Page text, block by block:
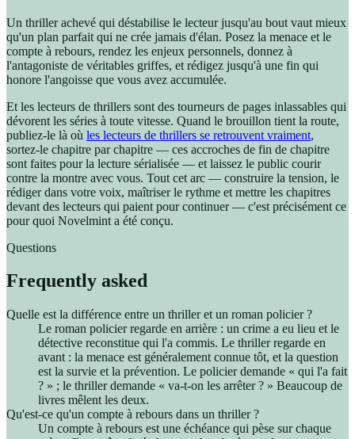
Un thriller achevé qui déstabilise le lecteur jusqu'au bout vaut mieux
qu'un plan parfait qui ne crée jamais d'élan. Posez la menace et le
compte à rebours, rendez les enjeux personnels, donnez à
l'antagoniste de véritables griffes, et rédigez jusqu'à une fin qui
honore l'angoisse que vous avez accumulée.
Et les lecteurs de thrillers sont des tourneurs de pages inlassables qui
dévorent les séries à toute vitesse. Quand le brouillon tient la route,
publiez-le là où les lecteurs de thrillers se retrouvent vraiment,
sortez-le chapitre par chapitre — ces accroches de fin de chapitre
sont faites pour la lecture sérialisée — et laissez le public courir
contre la montre avec vous. Tout cet arc — construire la tension, le
rédiger dans votre voix, maîtriser le rythme et mettre les chapitres
devant des lecteurs qui paient pour continuer — c'est précisément ce
pour quoi Novelmint a été conçu.
Questions
Frequently asked
Quelle est la différence entre un thriller et un roman policier ?
Le roman policier regarde en arrière : un crime a eu lieu et le
détective reconstitue qui l'a commis. Le thriller regarde en
avant : la menace est généralement connue tôt, et la question
est la survie et la prévention. Le policier demande « qui l'a fait
? » ; le thriller demande « va-t-on les arrêter ? » Beaucoup de
livres mêlent les deux.
Qu'est-ce qu'un compte à rebours dans un thriller ?
Un compte à rebours est une échéance qui pèse sur chaque